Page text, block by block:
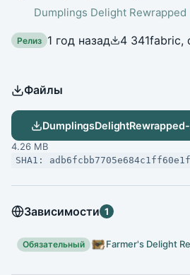
Dumplings Delight Rewrapped
Релиз 1 год назад 4 341fabric,
Файлы
4.26 MB
SHA1:
Зависимости 1
Обязательный Farmer's Delight